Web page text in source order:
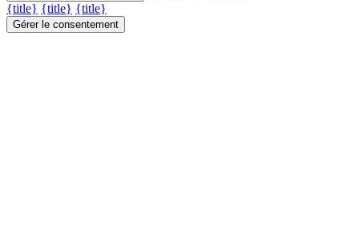
{title} {title} {title}
Gérer le consentement